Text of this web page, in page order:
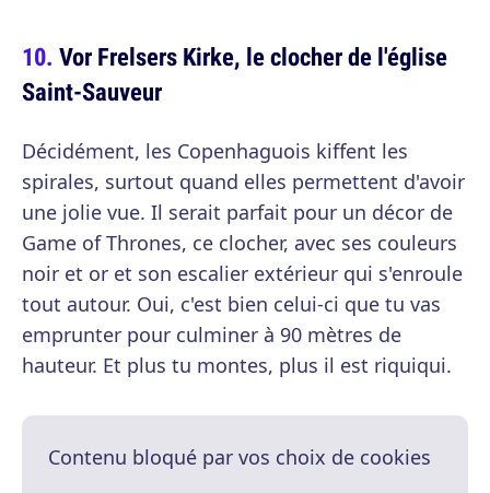
Vor Frelsers Kirke, le clocher de l'église
Saint-Sauveur
Décidément, les Copenhaguois kiffent les
spirales, surtout quand elles permettent d'avoir
une jolie vue. Il serait parfait pour un décor de
Game of Thrones, ce clocher, avec ses couleurs
noir et or et son escalier extérieur qui s'enroule
tout autour. Oui, c'est bien celui-ci que tu vas
emprunter pour culminer à 90 mètres de
hauteur. Et plus tu montes, plus il est riquiqui.
Contenu bloqué par vos choix de cookies